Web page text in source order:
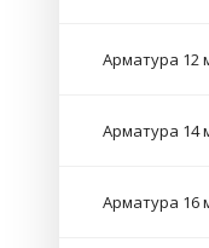
Арматура 12
Арматура 14
Арматура 16